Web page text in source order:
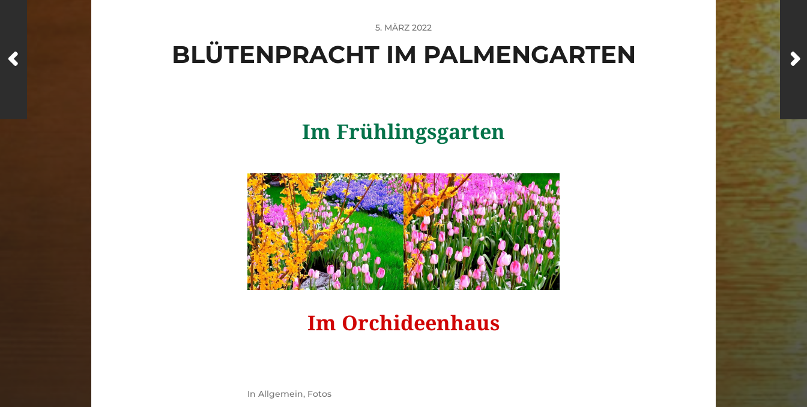
5. MÄRZ 2022
BLÜTENPRACHT IM PALMENGARTEN
Im Frühlingsgarten
Im Orchideenhaus
In Allgemein, Fotos